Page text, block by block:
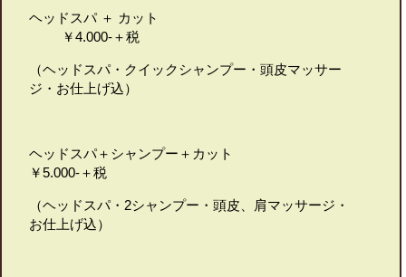
ヘッドスパ ＋ カット
￥4.000-＋税
（ヘッドスパ・クイックシャンプー・頭皮マッサー
ジ・お仕上げ込）
ヘッドスパ＋シャンプー＋カット
￥5.000-＋税
（ヘッドスパ・2シャンプー・頭皮、肩マッサージ・
お仕上げ込）